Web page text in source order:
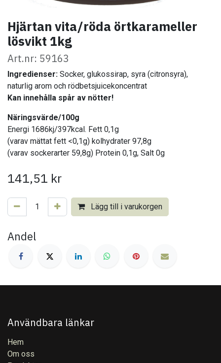
Hjärtan vita/röda örtkarameller
lösvikt 1kg
Art.nr: 59163
Ingredienser: Socker, glukossirap, syra (citronsyra),
naturlig arom och rödbetsjuicekoncentrat
Kan innehålla spår av nötter!
Näringsvärde/100g
Energi 1686kj/397kcal. Fett 0,1g
(varav mättat fett <0,1g) kolhydrater 97,8g
(varav sockerarter 59,8g) Protein 0,1g, Salt 0g
141,51 kr
Lägg till i varukorgen
Andel
Användbara länkar
Hem
Om oss